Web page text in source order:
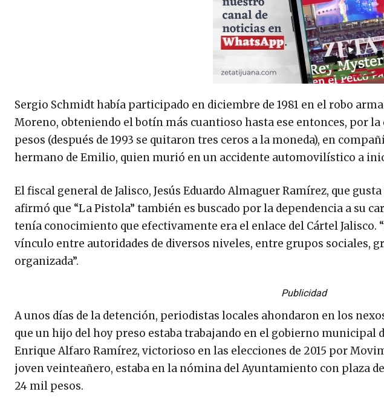
Sergio Schmidt había participado en diciembre de 1981 en el robo
Moreno, obteniendo el botín más cuantioso hasta ese entonces, por
pesos (después de 1993 se quitaron tres ceros a la moneda), en
hermano de Emilio, quien murió en un accidente automovilístico a
El fiscal general de Jalisco, Jesús Eduardo Almaguer Ramírez, que
afirmó que “La Pistola” también es buscado por la dependencia a su
tenía conocimiento que efectivamente era el enlace del Cártel Jalisco.
vínculo entre autoridades de diversos niveles, entre grupos sociales,
organizada”.
Publicidad
A unos días de la detención, periodistas locales ahondaron en los
que un hijo del hoy preso estaba trabajando en el gobierno municipal
Enrique Alfaro Ramírez, victorioso en las elecciones de 2015 por
joven veinteañero, estaba en la nómina del Ayuntamiento con plaza
24 mil pesos.